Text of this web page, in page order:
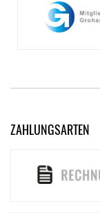
ZAHLUNGSARTEN